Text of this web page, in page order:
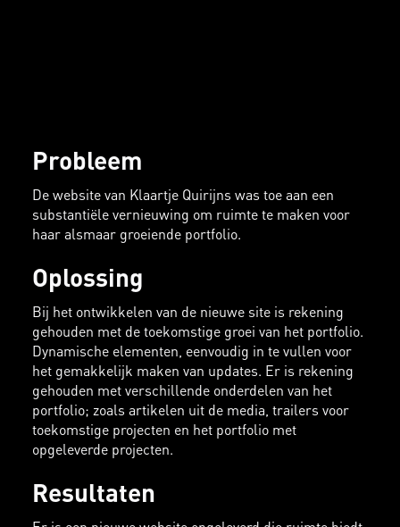
Probleem
De website van Klaartje Quirijns was toe aan een
substantiële vernieuwing om ruimte te maken voor
haar alsmaar groeiende portfolio.
Oplossing
Bij het ontwikkelen van de nieuwe site is rekening
gehouden met de toekomstige groei van het portfolio.
Dynamische elementen, eenvoudig in te vullen voor
het gemakkelijk maken van updates. Er is rekening
gehouden met verschillende onderdelen van het
portfolio; zoals artikelen uit de media, trailers voor
toekomstige projecten en het portfolio met
opgeleverde projecten.
Resultaten